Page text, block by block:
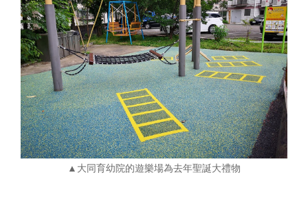
▲大同育幼院的遊樂場為去年聖誕大禮物